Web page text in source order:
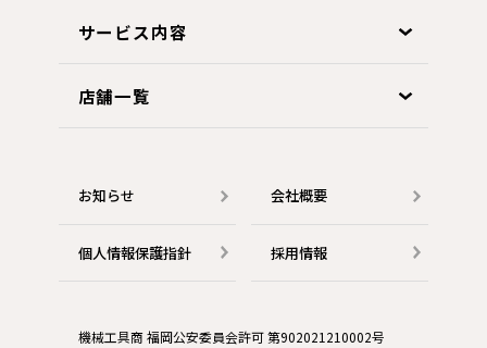
サービス内容
店舗一覧
お知らせ 会社概要
個人情報保護指針 採用情報
機械工具商 福岡公安委員会許可 第902021210002号